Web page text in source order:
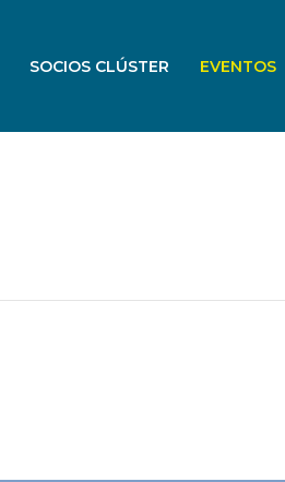
SOCIOS CLÚSTER EVENTOS